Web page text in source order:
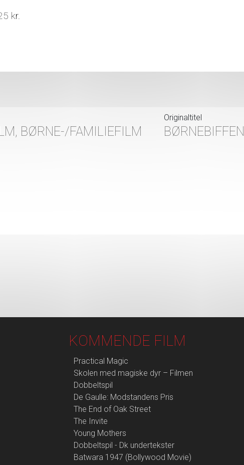
kr.
BØRNE-/FAMILIEFILM
Originaltitel
BØRNEBIFFEN
KOMMENDE FILM
Practical Magic
Skolen med magiske dyr – Filmen
Dobbeltspil
De Gaulle: Modstandens Pris
The End of Oak Street
The Invite
Young Mothers
Dobbeltspil - Dk undertekster
Batwara 1947 (Bollywood Movie)